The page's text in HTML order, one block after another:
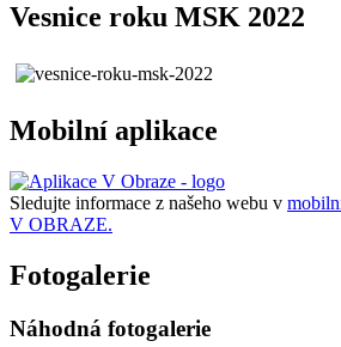
Vesnice roku MSK 2022
Mobilní aplikace
Sledujte informace z našeho webu v
V OBRAZE.
Fotogalerie
Náhodná fotogalerie